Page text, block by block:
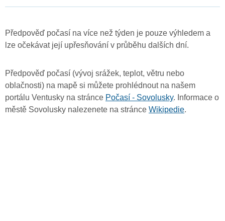
Předpověď počasí na více než týden je pouze výhledem a
lze očekávat její upřesňování v průběhu dalších dní.
Předpověď počasí (vývoj srážek, teplot, větru nebo
oblačnosti) na mapě si můžete prohlédnout na našem
portálu Ventusky na stránce Počasí - Sovolusky. Informace o
městě Sovolusky nalezenete na stránce Wikipedie.